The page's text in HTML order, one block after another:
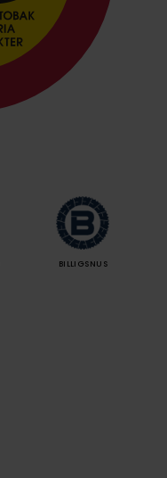
BILLIGSNUS